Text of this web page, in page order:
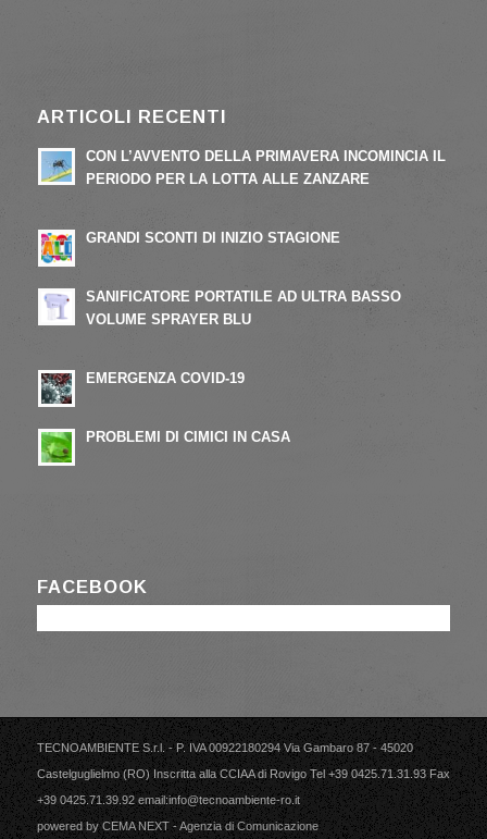
ARTICOLI RECENTI
CON L’AVVENTO DELLA PRIMAVERA INCOMINCIA IL
PERIODO PER LA LOTTA ALLE ZANZARE
GRANDI SCONTI DI INIZIO STAGIONE
SANIFICATORE PORTATILE AD ULTRA BASSO
VOLUME SPRAYER BLU
EMERGENZA COVID-19
PROBLEMI DI CIMICI IN CASA
FACEBOOK
TECNOAMBIENTE S.r.l. - P. IVA 00922180294 Via Gambaro 87 - 45020
Castelguglielmo (RO) Inscritta alla CCIAA di Rovigo Tel +39 0425.71.31.93 Fax
+39 0425.71.39.92 email:info@tecnoambiente-ro.it
powered byCEMA NEXT - Agenzia di Comunicazione